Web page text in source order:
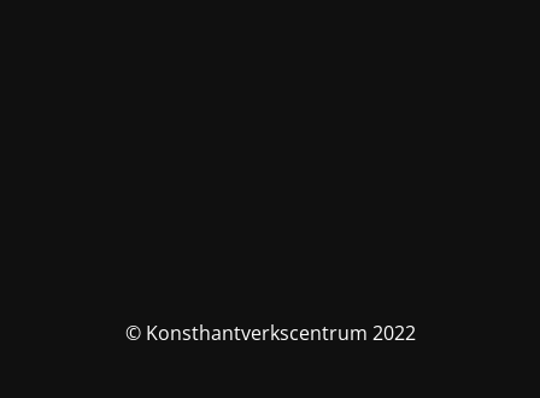
© Konsthantverkscentrum 2022